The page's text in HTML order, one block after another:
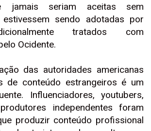
jamais seriam aceitas sem
sendo adotadas por
tratados com
Ocidente.
das autoridades americanas
de conteúdo estrangeiros é um
Influenciadores, youtubers,
independentes foram
produzir conteúdo profissional